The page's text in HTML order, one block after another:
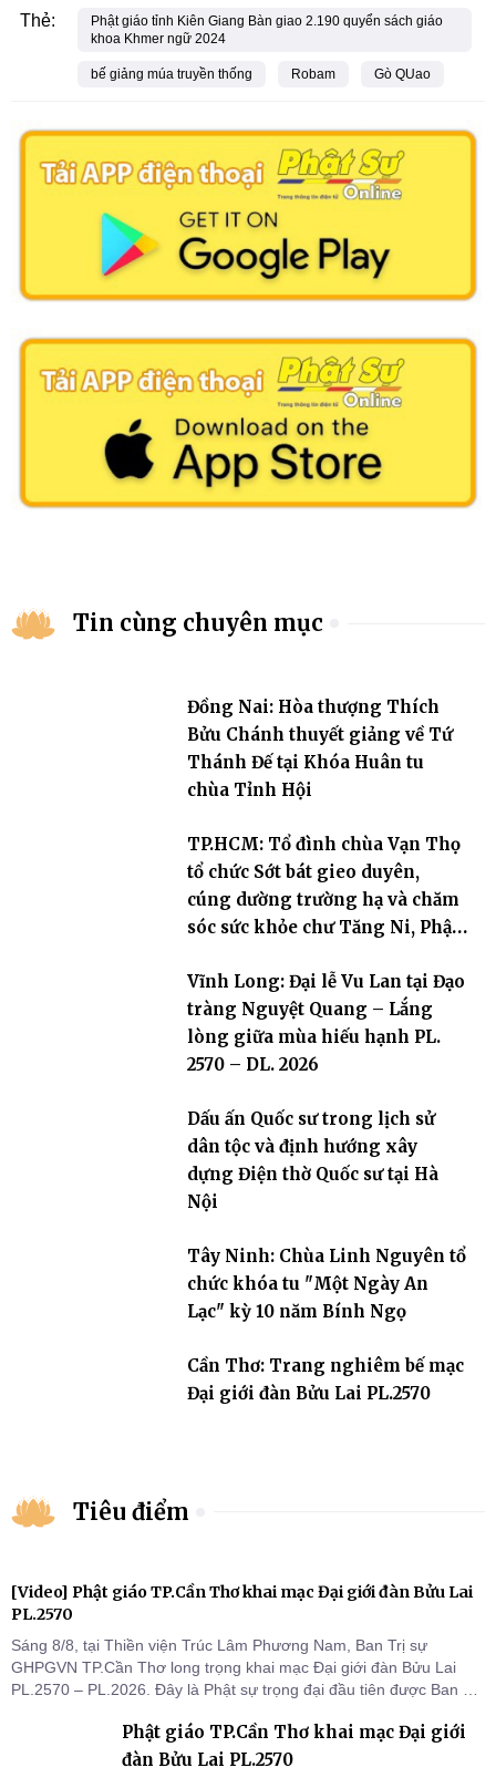
Thẻ:
Phật giáo tỉnh Kiên Giang Bàn giao 2.190 quyển sách giáo
khoa Khmer ngữ 2024
bế giảng múa truyền thống Robam Gò QUao
Tin cùng chuyên mục
Đồng Nai: Hòa thượng Thích
Bửu Chánh thuyết giảng về Tứ
Thánh Đế tại Khóa Huân tu
chùa Tỉnh Hội
TP.HCM: Tổ đình chùa Vạn Thọ
tổ chức Sớt bát gieo duyên,
cúng dường trường hạ và chăm
sóc sức khỏe chư Tăng Ni, Phật
Vĩnh Long: Đại lễ Vu Lan tại Đạo
tràng Nguyệt Quang – Lắng
lòng giữa mùa hiếu hạnh PL.
2570 – DL. 2026
Dấu ấn Quốc sư trong lịch sử
dân tộc và định hướng xây
dựng Điện thờ Quốc sư tại Hà
Nội
Tây Ninh: Chùa Linh Nguyên tổ
chức khóa tu "Một Ngày An
Lạc" kỳ 10 năm Bính Ngọ
Cần Thơ: Trang nghiêm bế mạc
Đại giới đàn Bửu Lai PL.2570
Tiêu điểm
[Video] Phật giáo TP.Cần Thơ khai mạc Đại giới đàn Bửu Lai
PL.2570
Sáng 8/8, tại Thiền viện Trúc Lâm Phương Nam, Ban Trị sự
GHPGVN TP.Cần Thơ long trọng khai mạc Đại giới đàn Bửu Lai
PL.2570 – PL.2026. Đây là Phật sự trọng đại đầu tiên được Ban Trị
thứ I, thể hiện sự quan tâm đối với công tác truyền giới, đào tạo
Tăng tài và tiếp nối mạng mạch Tăng-g
Phật giáo TP.Cần Thơ khai mạc Đại giới
đàn Bửu Lai PL.2570